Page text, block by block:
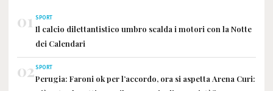
01 SPORT
Il calcio dilettantistico umbro scalda i motori con la Notte
dei Calendari
02SPORT
Perugia: Faroni ok per l’accordo, ora si aspetta Arena Curi: